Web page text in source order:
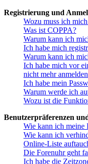
Registrierung und
Wozu muss ich
Was ist COPPA?
Warum kann ich
Ich habe mich
Warum kann ich
Ich habe mich vor
nicht mehr
Ich habe mein
Warum werde ich
Wozu ist die
Benutzerpräferenzen
Wie kann ich meine
Wie kann ich
Online-Liste
Die Forenuhr geht
Ich habe die